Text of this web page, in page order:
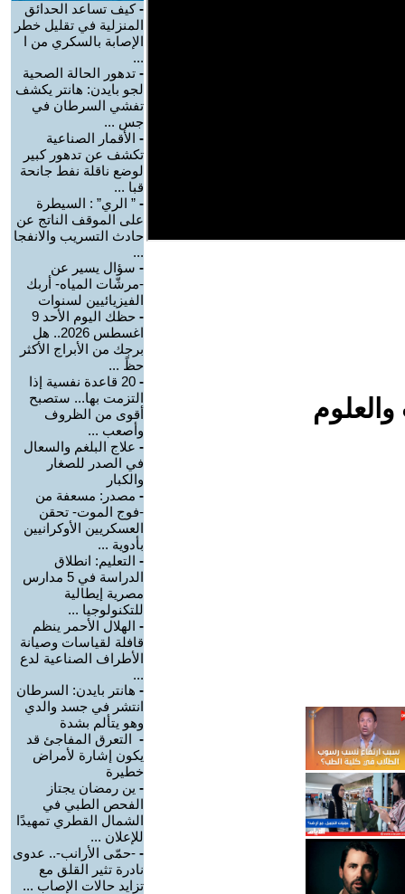
-كيف تساعد الحدائق
المنزلية في تقليل خطر
الإصابة بالسكري من ا
...
- تدهور الحالة الصحية
لجو بايدن: هانتر يكشف
تفشي السرطان في
جس ...
- الأقمار الصناعية
تكشف عن تدهور كبير
لوضع ناقلة نفط جانحة
قبا ...
- ” الري” : السيطرة
على الموقف الناتج عن
حادث التسريب والانفجا
...
- سؤال يسير عن
-مرشّات المياه- أربك
الفيزيائيين لسنوات
-
حظك اليوم الأحد 9
اغسطس 2026.. هل
برجك من الأبراج الأكثر
حظً ...
-
20 قاعدة نفسية إذا
التزمت بها... ستصبح
أقوى من الظروف
وأصعب ...
- علاج البلغم والسعال
في الصدر للصغار
والكبار
- مصدر: مسعفة من
-فوج الموت- تحقن
العسكريين الأوكرانيين
بأدوية ...
- التعليم: انطلاق
الدراسة في 5 مدارس
مصرية إيطالية
للتكنولوجيا ...
- الهلال الأحمر ينظم
قافلة لقياسات وصيانة
الأطراف الصناعية لدع
...
- هانتر بايدن: السرطان
انتشر في جسد والدي
وهو يتألم بشدة
- التعرق المفاجئ قد
يكون إشارة لأمراض
خطيرة
- ين رمضان يجتاز
الفحص الطبي في
الشمال القطري تمهيدًا
للإعلان ...
- -حمّى الأرانب-.. عدوى
نادرة تثير القلق مع
تزايد حالات الإصاب ...